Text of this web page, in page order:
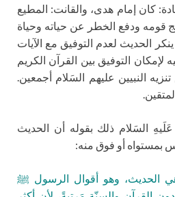
كان إمام هدى، والقانت: المطيع
قومه ودفع الخطر عن حياته وحياة
الحديث لعدم التوفيق مع الآيات
لإمكان التوفيق بين القرآن الكريم
النبيين عليهم السَلام أجمعين.
السَلام ذلك بقوله أن الحديث
بمستواه أو فوق منه:
هي الحديث، وهو أقوال الرسول ﷺ